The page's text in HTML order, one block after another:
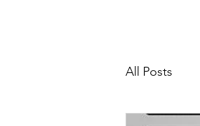
All Posts